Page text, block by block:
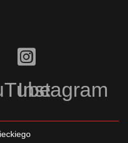
Instagram